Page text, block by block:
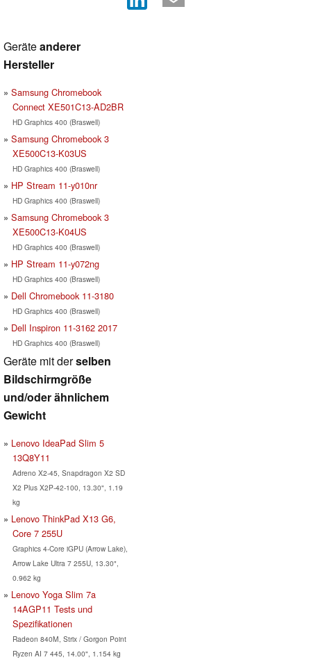
Geräteanderer
Hersteller
Samsung Chromebook
Connect XE501C13-AD2BR
HD Graphics 400 (Braswell)
Samsung Chromebook 3
XE500C13-K03US
HD Graphics 400 (Braswell)
HP Stream 11-y010nr
HD Graphics 400 (Braswell)
Samsung Chromebook 3
XE500C13-K04US
HD Graphics 400 (Braswell)
HP Stream 11-y072ng
HD Graphics 400 (Braswell)
Dell Chromebook 11-3180
HD Graphics 400 (Braswell)
Dell Inspiron 11-3162 2017
HD Graphics 400 (Braswell)
Geräte mit derselben
Bildschirmgröße
und/oder ähnlichem
Gewicht
Lenovo IdeaPad Slim 5
13Q8Y11
Adreno X2-45, Snapdragon X2 SD
X2 Plus X2P-42-100, 13.30", 1.19
kg
Lenovo ThinkPad X13 G6,
Core 7 255U
Graphics 4-Core iGPU (Arrow Lake),
Arrow Lake Ultra 7 255U, 13.30",
0.962 kg
Lenovo Yoga Slim 7a
14AGP11 Tests und
Spezifikationen
Radeon 840M, Strix / Gorgon Point
Ryzen AI 7 445, 14.00", 1.154 kg